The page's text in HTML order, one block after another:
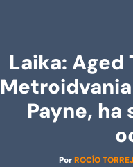
Laika: Aged
Payne, ha
PorROCÍO